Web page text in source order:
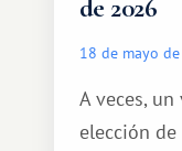
de 2026
18 de mayo
A veces,
elección